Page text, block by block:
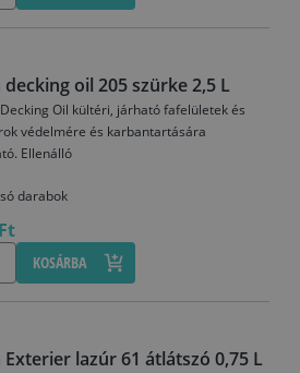
decking oil 205 szürke 2,5 L
Oil kültéri, járható fafelületek és
védelmére és karbantartására
Ellenálló
darabok
KOSÁRBA
Exterier lazúr 61 átlátszó 0,75 L